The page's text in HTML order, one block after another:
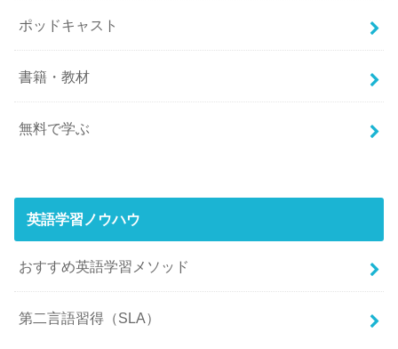
ポッドキャスト
書籍・教材
無料で学ぶ
英語学習ノウハウ
おすすめ英語学習メソッド
第二言語習得（SLA）